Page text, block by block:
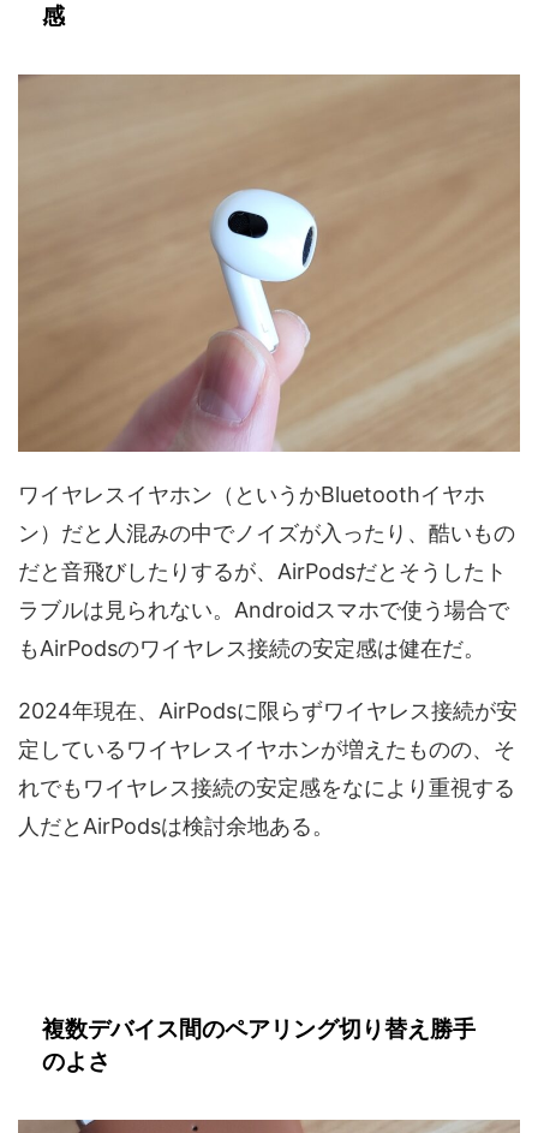
感
ワイヤレスイヤホン（というかBluetoothイヤホ
ン）だと人混みの中でノイズが入ったり、酷いもの
だと音飛びしたりするが、AirPodsだとそうしたト
ラブルは見られない。Androidスマホで使う場合で
もAirPodsのワイヤレス接続の安定感は健在だ。
2024年現在、AirPodsに限らずワイヤレス接続が安
定しているワイヤレスイヤホンが増えたものの、そ
れでもワイヤレス接続の安定感をなにより重視する
人だとAirPodsは検討余地ある。
複数デバイス間のペアリング切り替え勝手
のよさ